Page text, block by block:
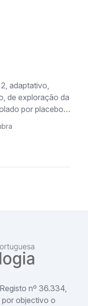
adaptativo,
de exploração da
por placebo,
tolerabilidade de
padrão
doentes com
nº 36.334,
por objectivo o